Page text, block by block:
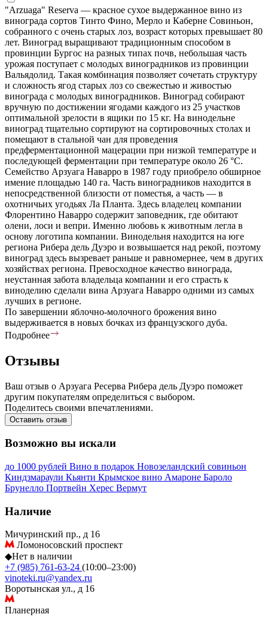
"Arzuaga" Reserva — красное сухое выдержанное вино из
винограда сортов Тинто Фино, Мерло и Каберне Совиньон,
собранного с очень старых лоз, возраст которых превышает 80
лет. Виноград выращивают традиционным способом в
провинции Бургос на разных типах почв, небольшая часть
урожая поступает с молодых виноградников из провинции
Вальядолид. Такая комбинация позволяет сочетать структуру
и сложность ягод старых лоз со свежестью и живостью
винограда с молодых виноградников. Виноград собирают
вручную по достижении ягодами каждого из 25 участков
оптимальной зрелости в ящики по 15 кг. На винодельне
виноград тщательно сортируют на сортировочных столах и
помещают в стальной чан для проведения
предферментационной мацерации при низкой температуре и
последующей ферментации при температуре около 26 °C.
Семейство Арзуага Наварро в 1987 году приобрело обширное
имение площадью 140 га. Часть виноградников находится в
непосредственной близости от поместья, а часть — в
охотничьих угодьях Ла Планта. Здесь владелец компании
Флорентино Наварро содержит заповедник, где обитают
олени, лоси и вепри. Именно любовь к животным легла в
основу логотипа компании. Винодельня находится на юге
региона Рибера дель Дуэро и возвышается над рекой, поэтому
виноград здесь вызревает раньше и равномернее, чем в других
хозяйствах региона. Превосходное качество винограда,
неустанная забота владельца компании и его страсть к
виноделию сделали вина Арзуага Наварро одними из самых
лучших в регионе.
По завершении яблочно-молочного брожения вино
выдерживается в новых бочках из французского дуба.
Подробнее
Отзывы
Ваш отзыв о Арзуага Ресерва Рибера дель Дуэро поможет
другим покупателям определиться с выбором.
Поделитесь своими впечатлениями.
Оставить отзыв
Возможно вы искали
до 1000 рублей Вино в подарок Новозеландский совиньон
Киндзмараули Кьянти Крымское вино Амароне Бароло
Брунелло Портвейн Херес Вермут
Наличие
Мичуринский пр., д 16
Ломоносовский проспект
◆Нет в наличии
+7 (985) 761-63-24 (10:00–23:00)
vinoteki.ru@yandex.ru
Воротынская ул., д 16
Планерная